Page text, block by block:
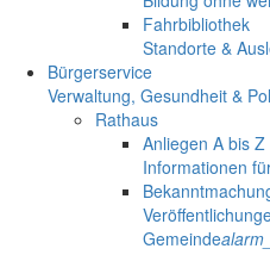
Fahrbibliothek
Standorte &
Bürgerservice
Verwaltung, Gesundheit &
Rathaus
Anliegen A bis Z
Informationen
Gemeinde